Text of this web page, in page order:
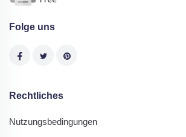
Folge uns
Rechtliches
Nutzungsbedingungen